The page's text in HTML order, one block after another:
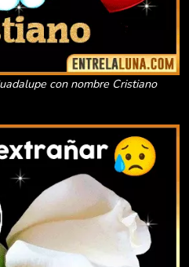
con nombre Cristiano